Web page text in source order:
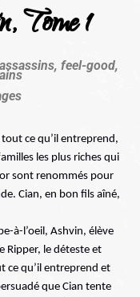
Tome 1
feel-good,
ce qu’il entreprend,
les plus riches qui
sont renommés pour
Cian, en bon fils aîné,
à-l’oeil, Ashvin, élève
Ripper, le déteste et
ce qu’il entreprend et
que Cian tente